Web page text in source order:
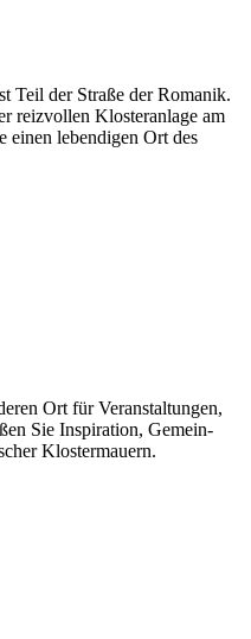
Teil der Straße der Romanik.
reiz­vollen Kloster­anlage am
einen lebendigen Ort des
Ort für Veran­stal­tungen,
Sie Inspiration, Gemein­
Kloster­mauern.